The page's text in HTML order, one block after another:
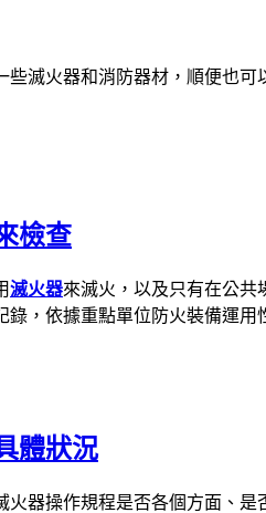
滅火器和消防器材，順便也
檢查
滅火器來滅火，以及只有在公共
，依據重點單位防火裝備運
體狀況
火器操作規程是否各個方面、